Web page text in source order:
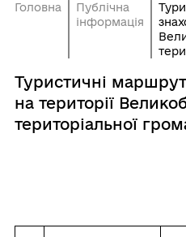
Головна
Публічна
інформація
Туристичні
на території
територіальної